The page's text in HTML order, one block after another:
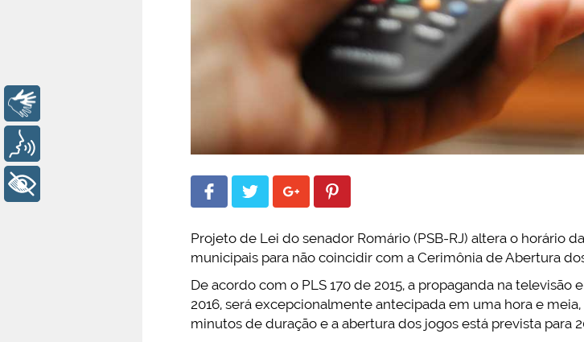
Projeto de Lei do senador Romário (PSB-RJ) altera o horário
municipais para não coincidir com a Cerimônia de Abertura
De acordo com o PLS 170 de 2015, a propaganda na
2016, será excepcionalmente antecipada em uma hora e
minutos de duração e a abertura dos jogos está prevista para